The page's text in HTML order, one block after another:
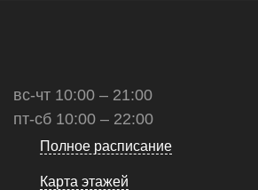
вс-чт 10:00 – 21:00
пт-сб 10:00 – 22:00
Полное расписание
Карта этажей